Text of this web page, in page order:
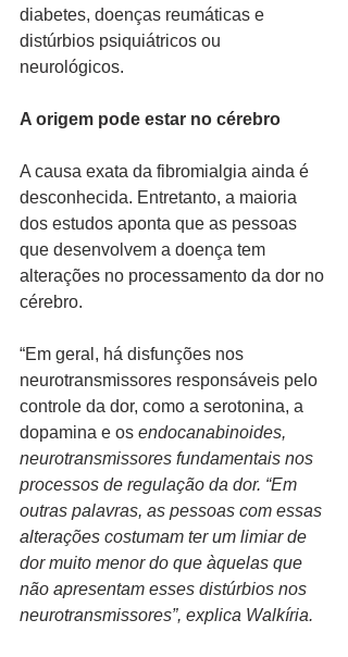
diabetes, doenças reumáticas e
distúrbios psiquiátricos ou
neurológicos.
A origem pode estar no cérebro
A causa exata da fibromialgia ainda é
desconhecida. Entretanto, a maioria
dos estudos aponta que as pessoas
que desenvolvem a doença tem
alterações no processamento da dor no
cérebro.
“Em geral, há disfunções nos
neurotransmissores responsáveis pelo
controle da dor, como a serotonina, a
dopamina e os endocanabinoides,
neurotransmissores fundamentais nos
processos de regulação da dor. “Em
outras palavras, as pessoas com essas
alterações costumam ter um limiar de
dor muito menor do que àquelas que
não apresentam esses distúrbios nos
neurotransmissores”, explica Walkíria.